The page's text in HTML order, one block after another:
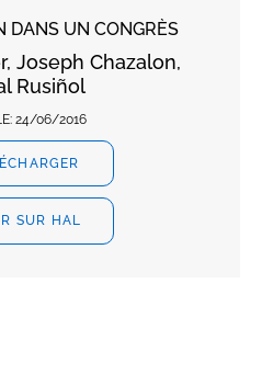
DANS UN CONGRÈS
Joseph Chazalon,
Rusiñol
24/06/2016
SUR HAL